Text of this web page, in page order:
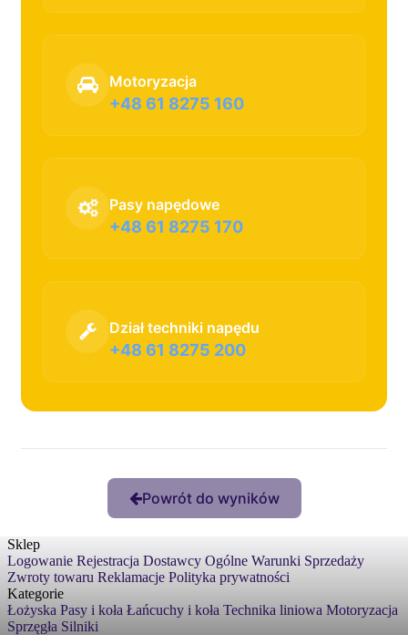
Motoryzacja
+48 61 8275 160
Pasy napędowe
+48 61 8275 170
Dział techniki napędu
+48 61 8275 200
Powrót do wyników
Sklep
Logowanie Rejestracja Dostawcy Ogólne Warunki Sprzedaży
Zwroty towaru Reklamacje Polityka prywatności
Kategorie
Łożyska Pasy i koła Łańcuchy i koła Technika liniowa Motoryzacja
Sprzęgła Silniki